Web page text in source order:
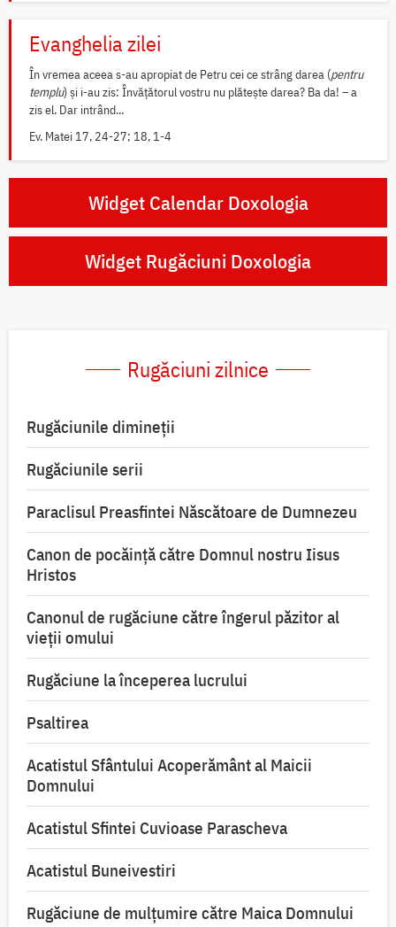
Evanghelia zilei
În vremea aceea s-au apropiat de Petru cei ce strâng darea (pentru
templu) și i-au zis: Învățătorul vostru nu plătește darea? Ba da! – a
zis el. Dar intrând...
Ev. Matei 17, 24-27; 18, 1-4
Widget Calendar Doxologia
Widget Rugăciuni Doxologia
Rugăciuni zilnice
Rugăciunile dimineții
Rugăciunile serii
Paraclisul Preasfintei Născătoare de Dumnezeu
Canon de pocăință către Domnul nostru Iisus
Hristos
Canonul de rugăciune către îngerul păzitor al
vieții omului
Rugăciune la începerea lucrului
Psaltirea
Acatistul Sfântului Acoperământ al Maicii
Domnului
Acatistul Sfintei Cuvioase Parascheva
Acatistul Buneivestiri
Rugăciune de mulţumire către Maica Domnului